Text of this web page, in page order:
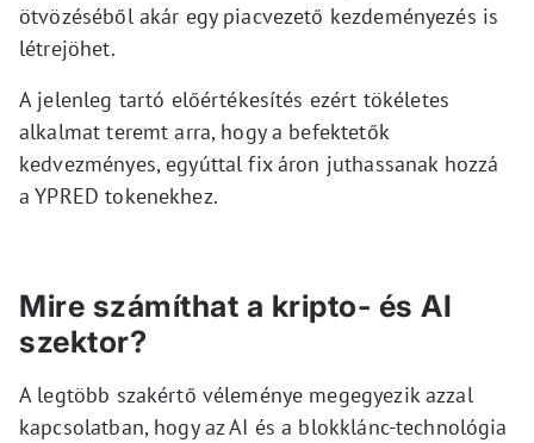
ötvözéséből akár egy piacvezető kezdeményezés is
létrejöhet.
A jelenleg tartó előértékesítés ezért tökéletes
alkalmat teremt arra, hogy a befektetők
kedvezményes, egyúttal fix áron juthassanak hozzá
a YPRED tokenekhez.
Mire számíthat a kripto- és AI
szektor?
A legtöbb szakértő véleménye megegyezik azzal
kapcsolatban, hogy az AI és a blokklánc-technológia